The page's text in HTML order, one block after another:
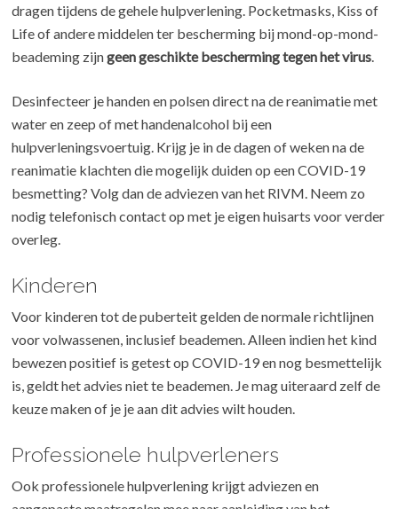
dragen tijdens de gehele hulpverlening. Pocketmasks, Kiss of
Life of andere middelen ter bescherming bij mond-op-mond-
beademing zijngeen geschikte bescherming tegen het virus.
Desinfecteer je handen en polsen direct na de reanimatie met
water en zeep of met handenalcohol bij een
hulpverleningsvoertuig. Krijg je in de dagen of weken na de
reanimatie klachten die mogelijk duiden op een COVID-19
besmetting? Volg dan de adviezen van het RIVM. Neem zo
nodig telefonisch contact op met je eigen huisarts voor verder
overleg.
Kinderen
Voor kinderen tot de puberteit gelden de normale richtlijnen
voor volwassenen, inclusief beademen. Alleen indien het kind
bewezen positief is getest op COVID-19 en nog besmettelijk
is, geldt het advies niet te beademen. Je mag uiteraard zelf de
keuze maken of je je aan dit advies wilt houden.
Professionele hulpverleners
Ook professionele hulpverlening krijgt adviezen en